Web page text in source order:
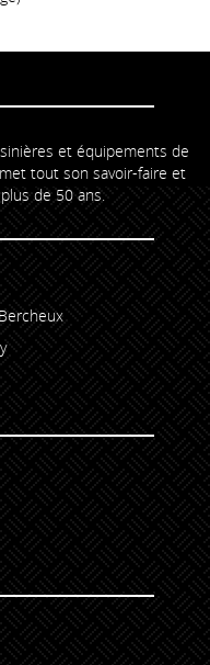
et équipements de
tout son savoir-faire et
de 50 ans.